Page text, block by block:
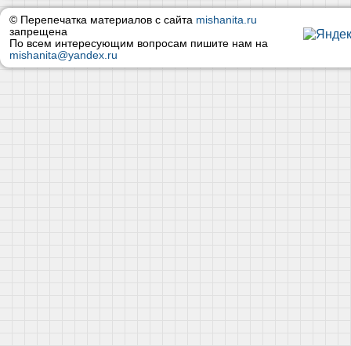
© Перепечатка материалов с сайта mishanita.ru
запрещена
По всем интересующим вопросам пишите нам на
mishanita@yandex.ru